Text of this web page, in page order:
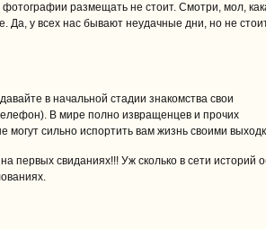
размещать не стоит. Смотри, мол,
Да, у всех нас бывают неудачные дни, но не
в начальной стадии знакомства свои
В мире полно извращенцев и прочих
могут сильно испортить вам жизнь своими
первых свиданиях!!! Уж сколько в сети историй